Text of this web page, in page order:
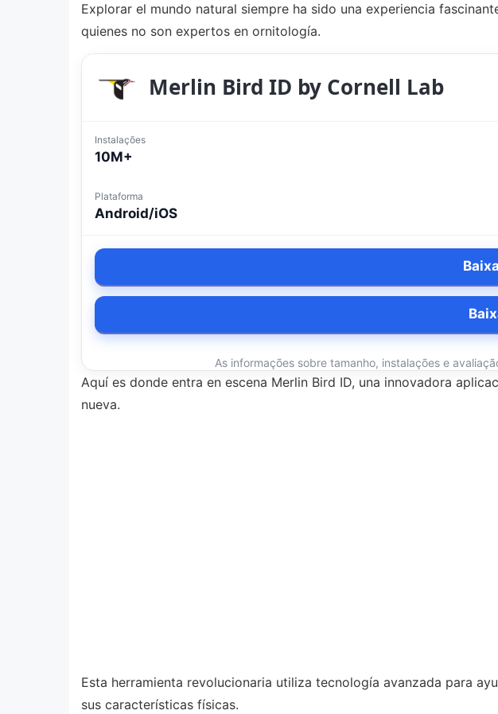
Explorar el mundo natural siempre ha sido una experiencia
quienes no son expertos en ornitología.
Merlin Bird ID by Cornell Lab
Instalações
10M+
Plataforma
Android/iOS
As informações sobre tamanho, instalações e
Aquí es donde entra en escena Merlin Bird ID, una innovadora
nueva.
Esta herramienta revolucionaria utiliza tecnología avanzada para
sus características físicas.